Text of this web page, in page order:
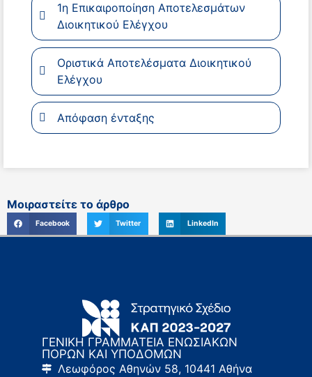
1η Επικαιροποίηση Αποτελεσμάτων
Διοικητικού Ελέγχου
Οριστικά Αποτελέσματα Διοικητικού
Ελέγχου
Απόφαση ένταξης
Μοιραστείτε το άρθρο
Facebook Twitter LinkedIn
ΓΕΝΙΚΗ ΓΡΑΜΜΑΤΕΙΑ ΕΝΩΣΙΑΚΩΝ
ΠΟΡΩΝ ΚΑΙ ΥΠΟΔΟΜΩΝ
Λεωφόρος Αθηνών 58, 10441 Αθήνα